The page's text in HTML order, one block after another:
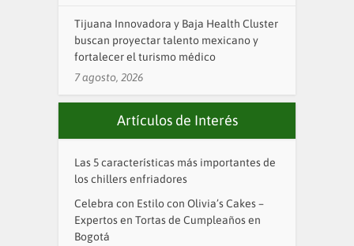
Tijuana Innovadora y Baja Health Cluster
buscan proyectar talento mexicano y
fortalecer el turismo médico
7 agosto, 2026
Artículos de Interés
Las 5 características más importantes de
los chillers enfriadores
Celebra con Estilo con Olivia’s Cakes –
Expertos en Tortas de Cumpleaños en
Bogotá